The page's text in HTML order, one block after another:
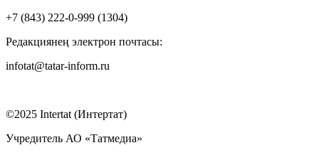
+7 (843) 222-0-999 (1304)
Редакциянең электрон почтасы:
infotat@tatar-inform.ru
©2025 Intertat (Интертат)
Учредитель АО «Татмедиа»